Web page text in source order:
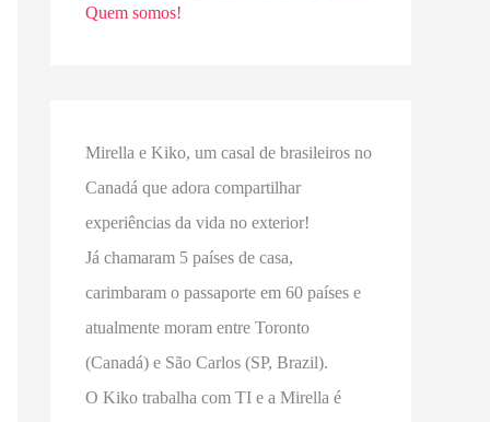
Quem somos!
Mirella e Kiko, um casal de brasileiros no
Canadá que adora compartilhar
experiências da vida no exterior!
Já chamaram 5 países de casa,
carimbaram o passaporte em 60 países e
atualmente moram entre Toronto
(Canadá) e São Carlos (SP, Brazil).
O Kiko trabalha com TI e a Mirella é